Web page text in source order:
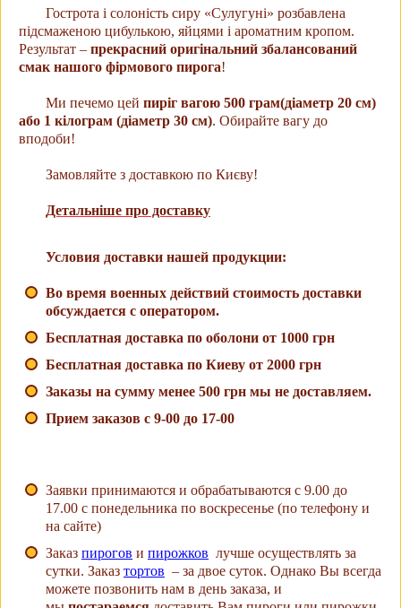
Гострота і солоність сиру «Сулугуні» розбавлена ​​
підсмаженою цибулькою, яйцями і ароматним кропом.
Результат – прекрасний оригінальний збалансований
смак нашого фірмового пирога!
Ми печемо цей пиріг вагою 500 грам(діаметр 20 см)
або 1 кілограм (діаметр 30 см). Обирайте вагу до
вподоби!
Замовляйте з доставкою по Києву!
Детальніше про доставку
Условия доставки нашей продукции:
Во время военных действий стоимость доставки
обсуждается с оператором.
Бесплатная доставка по оболони от 1000 грн
Бесплатная доставка по Киеву от 2000 грн
Заказы на сумму менее 500 грн мы не доставляем.
Прием заказов с 9-00 до 17-00
Заявки принимаются и обрабатываются с 9.00 до
17.00 с понедельника по воскресенье (по телефону и
на сайте)
Заказ пирогов и пирожков лучше осуществлять за
сутки. Заказ тортов – за двое суток. Однако Вы всегда
можете позвонить нам в день заказа, и